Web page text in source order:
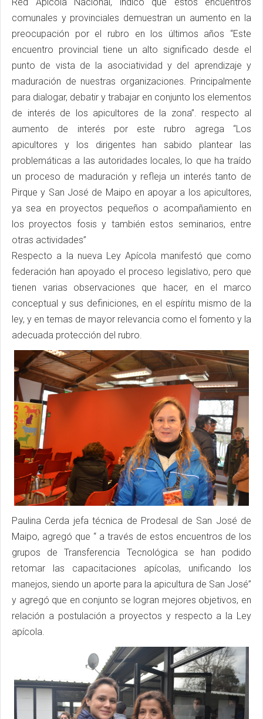
Red Apícola Nacional, indicó que estos encuentros
comunales y provinciales demuestran un aumento en la
preocupación por el rubro en los últimos años “Este
encuentro provincial tiene un alto significado desde el
punto de vista de la asociatividad y del aprendizaje y
maduración de nuestras organizaciones. Principalmente
para dialogar, debatir y trabajar en conjunto los elementos
de interés de los apicultores de la zona”. respecto al
aumento de interés por este rubro agrega “Los
apicultores y los dirigentes han sabido plantear las
problemáticas a las autoridades locales, lo que ha traído
un proceso de maduración y refleja un interés tanto de
Pirque y San José de Maipo en apoyar a los apicultores,
ya sea en proyectos pequeños o acompañamiento en
los proyectos fosis y también estos seminarios, entre
otras actividades”
Respecto a la nueva Ley Apícola manifestó que como
federación han apoyado el proceso legislativo, pero que
tienen varias observaciones que hacer, en el marco
conceptual y sus definiciones, en el espíritu mismo de la
ley, y en temas de mayor relevancia como el fomento y la
adecuada protección del rubro.
Paulina Cerda jefa técnica de Prodesal de San José de
Maipo, agregó que “ a través de estos encuentros de los
grupos de Transferencia Tecnológica se han podido
retomar las capacitaciones apícolas, unificando los
manejos, siendo un aporte para la apicultura de San José”
y agregó que en conjunto se logran mejores objetivos, en
relación a postulación a proyectos y respecto a la Ley
apícola.